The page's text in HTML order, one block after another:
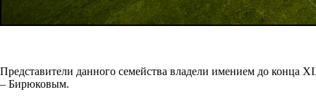
Представители данного семейства владели имением до конца
– Бирюковым.